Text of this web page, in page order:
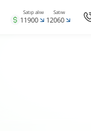
Satıp alıw
11900
Satıw
12060